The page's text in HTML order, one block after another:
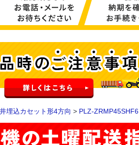
埋込カセット形4方向 > PLZ-ZRMP45SHF6